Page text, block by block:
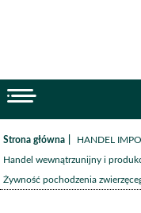
Strona główna /HANDEL
Handel wewnątrzunijny i
Żywność pochodzenia